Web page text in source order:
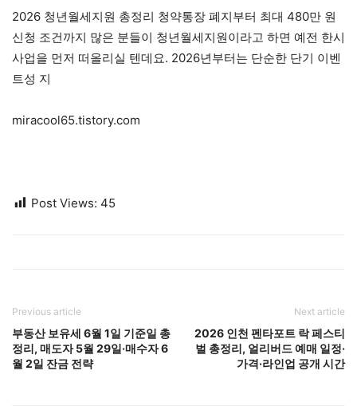
2026 청년월세지원 총정리 청약통장 폐지부터 최대 480만 원
신청 조건까지 많은 분들이 청년월세지원이라고 하면 예전 한시
사업을 먼저 떠올리실 텐데요. 2026년부터는 단순한 단기 이벤
트성 지
miracool65.tistory.com
Post Views: 45
Previous article
부동산 보유세 6월 1일 기준일 총
정리, 매도자 5월 29일·매수자 6
월 2일 잔금 전략
Next article
2026 인천 펜타포트 락 페스티
벌 총정리, 얼리버드 예매 일정·
가격·라인업 공개 시간